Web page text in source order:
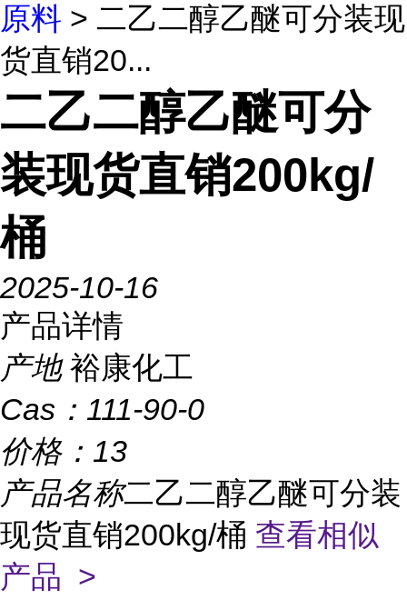
原料 > 二乙二醇乙醚可分装现
货直销20...
二乙二醇乙醚可分
装现货直销200kg/
桶
2025-10-16
产品详情
产地 裕康化工
Cas： 111-90-0
价格： 13
产品名称二乙二醇乙醚可分装
现货直销200kg/桶 查看相似
产品 >